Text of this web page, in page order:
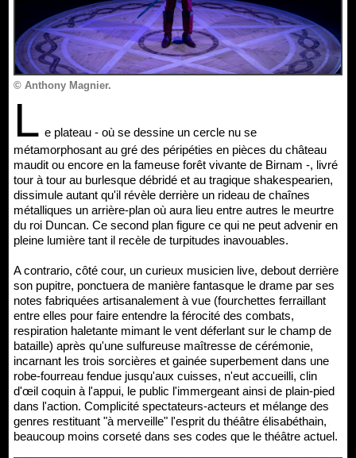
© Anthony Magnier.
L e plateau - où se dessine un cercle nu se
métamorphosant au gré des péripéties en pièces du château
maudit ou encore en la fameuse forêt vivante de Birnam -, livré
tour à tour au burlesque débridé et au tragique shakespearien,
dissimule autant qu'il révèle derrière un rideau de chaînes
métalliques un arrière-plan où aura lieu entre autres le meurtre
du roi Duncan. Ce second plan figure ce qui ne peut advenir en
pleine lumière tant il recèle de turpitudes inavouables.
A contrario, côté cour, un curieux musicien live, debout derrière
son pupitre, ponctuera de manière fantasque le drame par ses
notes fabriquées artisanalement à vue (fourchettes ferraillant
entre elles pour faire entendre la férocité des combats,
respiration haletante mimant le vent déferlant sur le champ de
bataille) après qu'une sulfureuse maîtresse de cérémonie,
incarnant les trois sorcières et gainée superbement dans une
robe-fourreau fendue jusqu'aux cuisses, n'eut accueilli, clin
d'œil coquin à l'appui, le public l'immergeant ainsi de plain-pied
dans l'action. Complicité spectateurs-acteurs et mélange des
genres restituant "à merveille" l'esprit du théâtre élisabéthain,
beaucoup moins corseté dans ses codes que le théâtre actuel.